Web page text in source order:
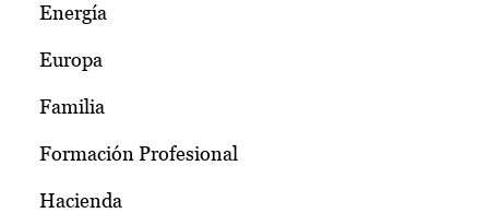
Energía
Europa
Familia
Formación Profesional
Hacienda